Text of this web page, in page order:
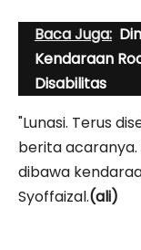
Baca Juga:
Kendaraan
Disabilitas
"Lunasi. Terus
berita acaranya.
dibawa
Syoffaizal.(ali)